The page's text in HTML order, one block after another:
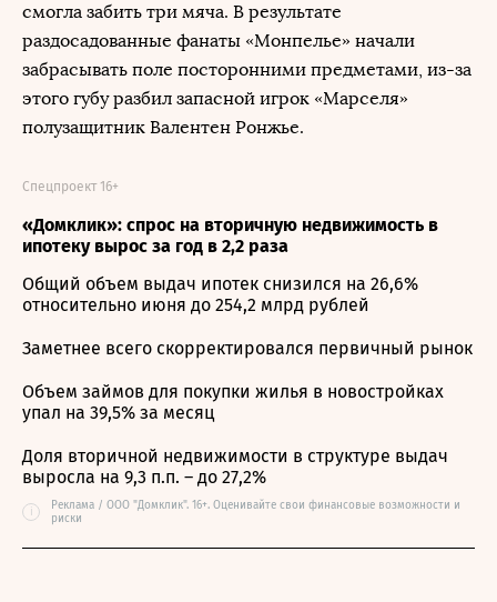
смогла забить три мяча. В результате
раздосадованные фанаты «Монпелье» начали
забрасывать поле посторонними предметами, из-за
этого губу разбил запасной игрок «Марселя»
полузащитник Валентен Ронжье.
«Домклик»: спрос на вторичную недвижимость в
ипотеку вырос за год в 2,2 раза
Спецпроект 16+
Общий объем выдач ипотек снизился на 26,6%
относительно июня до 254,2 млрд рублей
Заметнее всего скорректировался первичный рынок
Объем займов для покупки жилья в новостройках
упал на 39,5% за месяц
Доля вторичной недвижимости в структуре выдач
выросла на 9,3 п.п. – до 27,2%
i
Реклама / ООО "Домклик". 16+. Оценивайте свои финансовые возможности и
риски